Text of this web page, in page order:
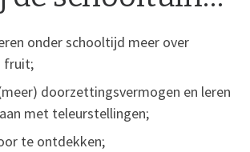
onder schooltijd meer over
fruit;
doorzettingsvermogen en leren
met teleurstellingen;
te ontdekken;